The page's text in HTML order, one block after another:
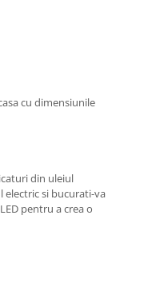
cu dimensiunile
din uleiul
electric si bucurati-va
pentru a crea o